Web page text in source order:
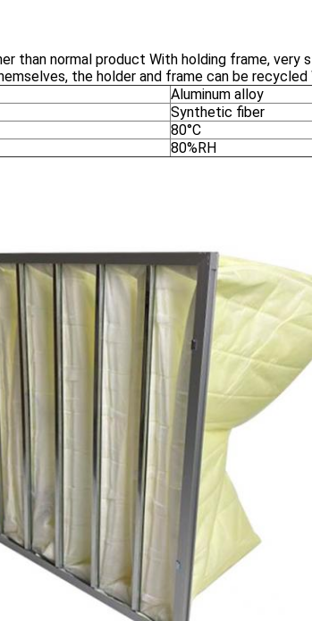
than normal product With holding frame,
the holder and frame can be recycled
Aluminum alloy
Synthetic fiber
80°C
80%RH